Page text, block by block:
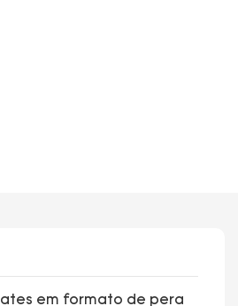
em formato de pera